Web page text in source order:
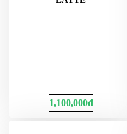
1,100,000đ